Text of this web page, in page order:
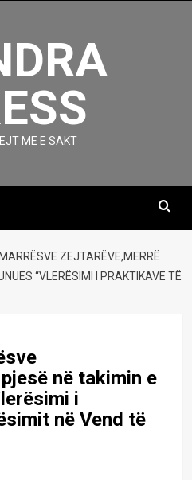
ME E SAKT
ZEJTARËVE,MERRË
“VLERËSIMI I PRAKTIKAVE TË
në takimin e
i
në Vend të